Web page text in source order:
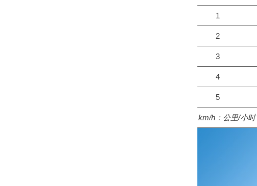
1
2
3
4
5
km/h： 公里/小时